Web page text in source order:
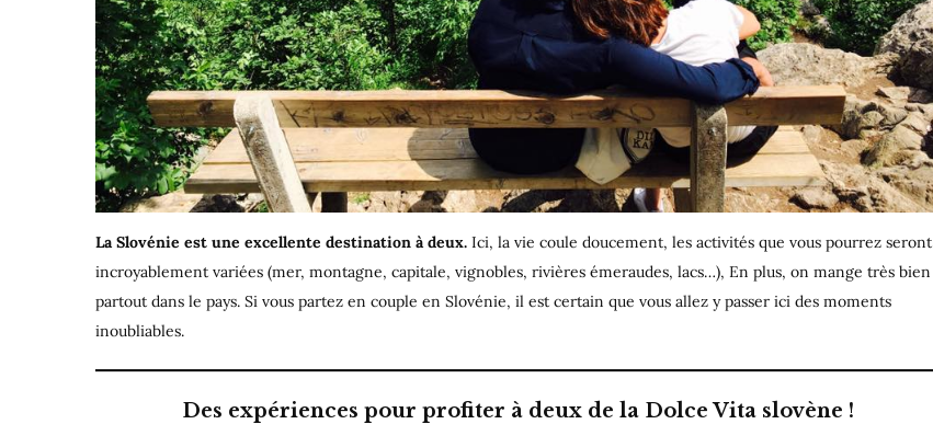
La Slovénie est une excellente destination à deux. Ici, la vie coule doucement, les activités que vous pourrez seront
incroyablement variées (mer, montagne, capitale, vignobles, rivières émeraudes, lacs…), En plus, on mange très bien
partout dans le pays. Si vous partez en couple en Slovénie, il est certain que vous allez y passer ici des moments
inoubliables.
Des expériences pour profiter à deux de la Dolce Vita slovène !